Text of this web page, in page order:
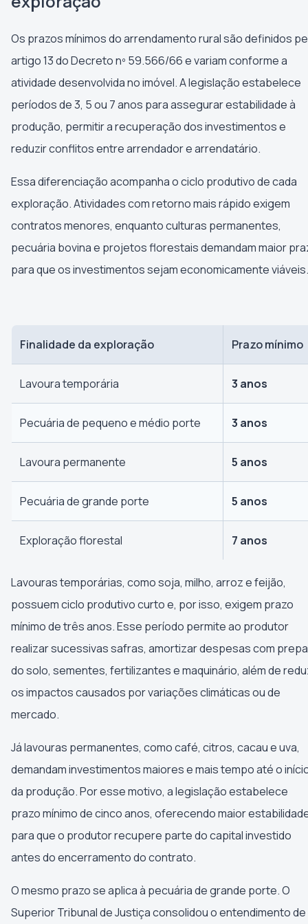
Os prazos mínimos do arrendamento rural são definidos
artigo 13 do Decreto nº 59.566/66 e variam conforme a
atividade desenvolvida no imóvel. A legislação estabelece
períodos de 3, 5 ou 7 anos para assegurar estabilidade à
produção, permitir a recuperação dos investimentos e
reduzir conflitos entre arrendador e arrendatário.
Essa diferenciação acompanha o ciclo produtivo de cada
exploração. Atividades com retorno mais rápido exigem
contratos menores, enquanto culturas permanentes,
pecuária bovina e projetos florestais demandam maior
para que os investimentos sejam economicamente viáveis.
Finalidade da exploração Prazo mínimo
Lavoura temporária 3 anos
Pecuária de pequeno e médio porte 3 anos
Lavoura permanente 5 anos
Pecuária de grande porte 5 anos
Exploração florestal 7 anos
Lavouras temporárias, como soja, milho, arroz e feijão,
possuem ciclo produtivo curto e, por isso, exigem prazo
mínimo de três anos. Esse período permite ao produtor
realizar sucessivas safras, amortizar despesas com
do solo, sementes, fertilizantes e maquinário, além de
os impactos causados por variações climáticas ou de
mercado.
Já lavouras permanentes, como café, citros, cacau e uva,
demandam investimentos maiores e mais tempo até o
da produção. Por esse motivo, a legislação estabelece
prazo mínimo de cinco anos, oferecendo maior
para que o produtor recupere parte do capital investido
antes do encerramento do contrato.
O mesmo prazo se aplica à pecuária de grande porte. O
Superior Tribunal de Justiça consolidou o entendimento de